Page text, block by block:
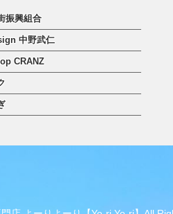
振興組合
中野武仁
CRANZ